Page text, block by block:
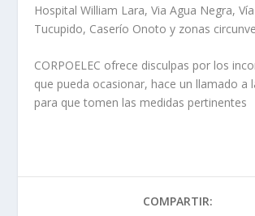
Hospital William Lara, Via Agua Negra,
Tucupido, Caserío Onoto y zonas
CORPOELEC ofrece disculpas por los
que pueda ocasionar, hace un llamado a
para que tomen las medidas pertinentes
COMPARTIR: